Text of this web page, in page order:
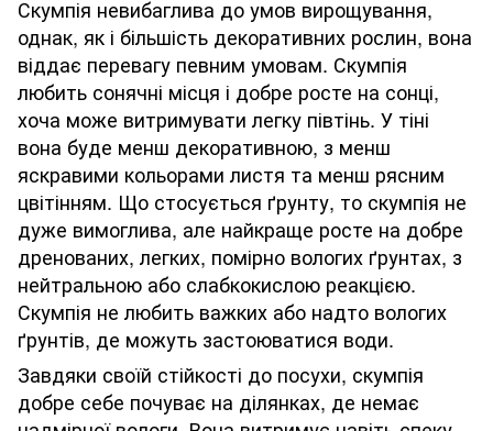
Скумпія невибаглива до умов вирощування,
однак, як і більшість декоративних рослин, вона
віддає перевагу певним умовам. Скумпія
любить сонячні місця і добре росте на сонці,
хоча може витримувати легку півтінь. У тіні
вона буде менш декоративною, з менш
яскравими кольорами листя та менш рясним
цвітінням. Що стосується ґрунту, то скумпія не
дуже вимоглива, але найкраще росте на добре
дренованих, легких, помірно вологих ґрунтах, з
нейтральною або слабкокислою реакцією.
Скумпія не любить важких або надто вологих
ґрунтів, де можуть застоюватися води.
Завдяки своїй стійкості до посухи, скумпія
добре себе почуває на ділянках, де немає